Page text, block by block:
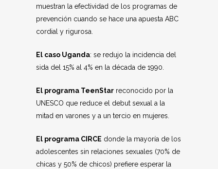
muestran la efectividad de los programas de
prevención cuando se hace una apuesta ABC
cordial y rigurosa.
El caso Uganda: se redujo la incidencia del
sida del 15% al 4% en la década de 1990.
El programa TeenStar reconocido por la
UNESCO que reduce el debut sexual a la
mitad en varones y a un tercio en mujeres.
El programa CIRCE donde la mayoría de los
adolescentes sin relaciones sexuales (70% de
chicas y 50% de chicos) prefiere esperar la